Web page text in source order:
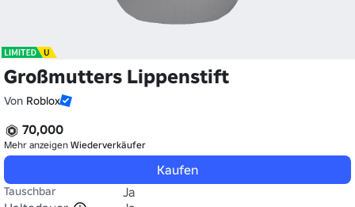
Großmutters Lippenstift
Von Roblox
70,000
Mehr anzeigen Wiederverkäufer
Kaufen
Tauschbar
Ja